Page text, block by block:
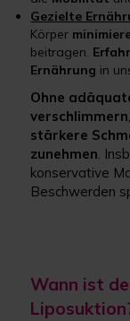
Gezielte
Körper
beitragen.
Ernährung in
Ohne
verschlimmern
stärkere
zunehmen.
konservative
Beschwerden
Wann ist